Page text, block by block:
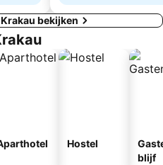
bekijken
Hostel
blijf